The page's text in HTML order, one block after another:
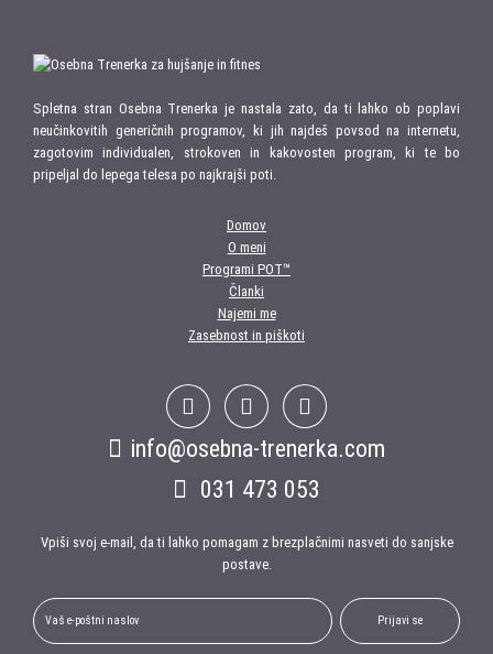
Spletna stran Osebna Trenerka je nastala zato, da ti lahko ob poplavi
neučinkovitih generičnih programov, ki jih najdeš povsod na internetu,
zagotovim individualen, strokoven in kakovosten program, ki te bo
pripeljal do lepega telesa po najkrajši poti.
Domov
O meni
Programi POT™
Članki
Najemi me
Zasebnost in piškoti
info@osebna-trenerka.com
031 473 053
Vpiši svoj e-mail, da ti lahko pomagam z brezplačnimi nasveti do sanjske
postave.